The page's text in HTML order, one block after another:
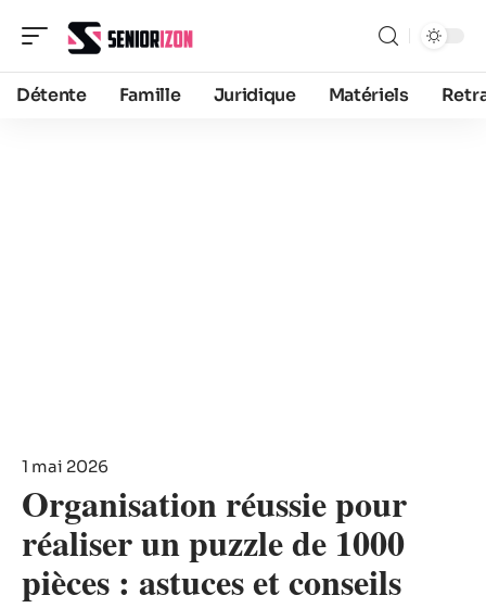
Détente Famille Juridique Matériels
1 mai 2026
Organisation réussie pour
réaliser un puzzle de 1000
pièces : astuces et conseils